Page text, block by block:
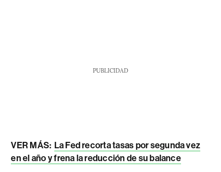
PUBLICIDAD
VER MÁS: La Fed recorta tasas por segunda vez
en el año y frena la reducción de su balance